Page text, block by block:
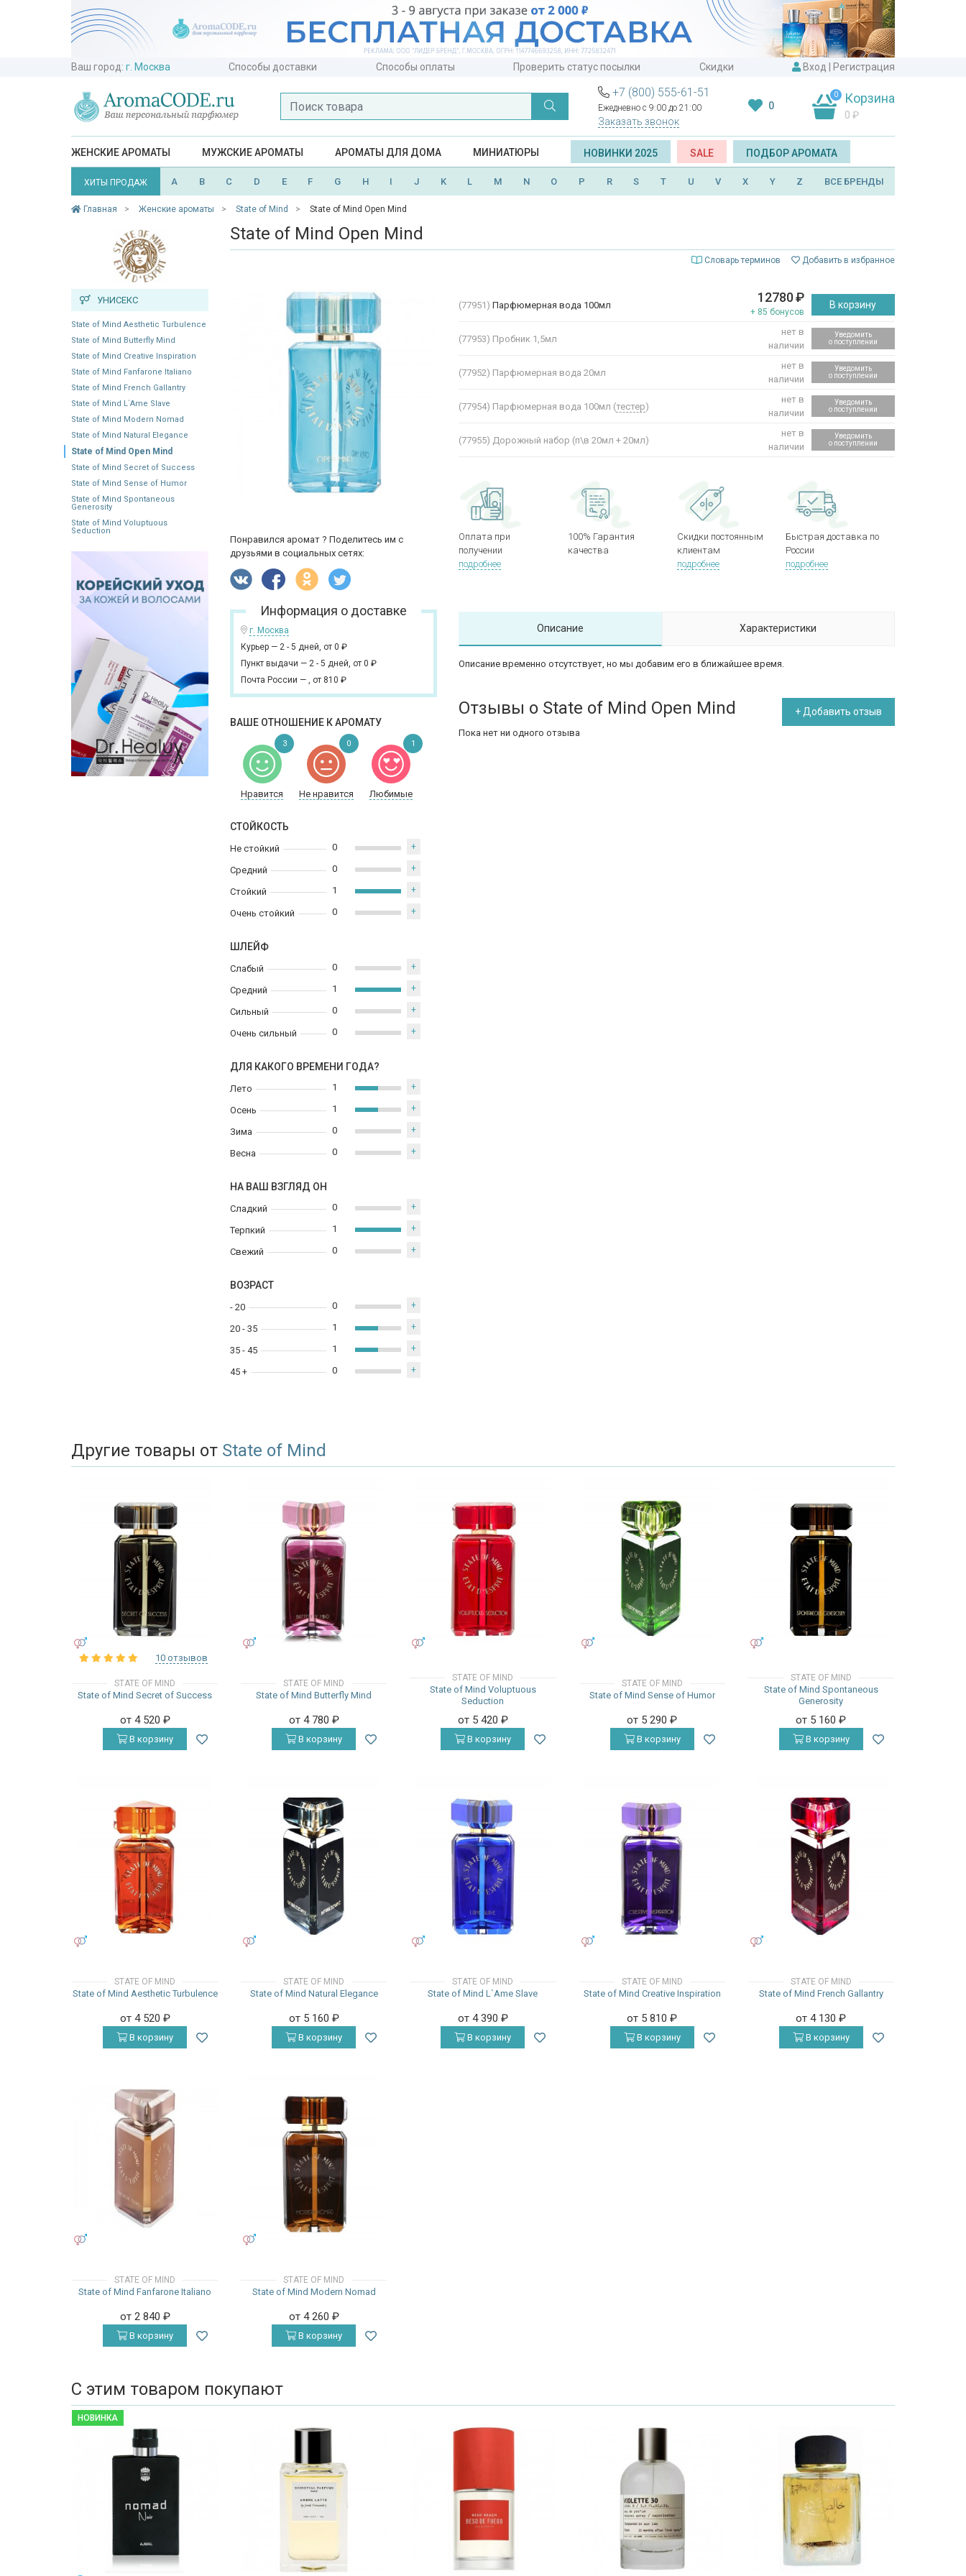
Ваш город: г. Москва Способы доставки Способы оплаты Проверить статус посылки Скидки Вход Регистрация
+7 (800) 555-61-51
Ежедневно с 9:00 до 21:00
Заказать звонок
0
0 Корзина
0 ₽
ЖЕНСКИЕ АРОМАТЫ МУЖСКИЕ АРОМАТЫ АРОМАТЫ ДЛЯ ДОМА МИНИАТЮРЫ НОВИНКИ 2025 SALE ПОДБОР АРОМАТА
ХИТЫ ПРОДАЖ A B C D E F G H I J K L M N O P R S T U V X Y Z ВСЕ БРЕНДЫ
Главная Женские ароматы State of Mind State of Mind Open Mind
УНИСЕКС
State of Mind Aesthetic Turbulence
State of Mind Butterfly Mind
State of Mind Creative Inspiration
State of Mind Fanfarone Italiano
State of Mind French Gallantry
State of Mind L`Ame Slave
State of Mind Modern Nomad
State of Mind Natural Elegance
State of Mind Open Mind
State of Mind Secret of Success
State of Mind Sense of Humor
State of Mind Spontaneous
Generosity
State of Mind Voluptuous
Seduction
State of Mind Open Mind
Словарь терминов Добавить в избранное
Понравился аромат ? Поделитесь им с
друзьями в социальных сетях:
Информация о доставке
г. Москва
Курьер — 2 - 5 дней, от 0 ₽
Пункт выдачи — 2 - 5 дней, от 0 ₽
Почта России — , от 810 ₽
ВАШЕ ОТНОШЕНИЕ К АРОМАТУ
Нравится Не нравится Любимые
3 0 1
СТОЙКОСТЬ
Не стойкий
Средний
Стойкий
Очень стойкий
0 +
0 +
1 +
0 +
ШЛЕЙФ
Слабый
Средний
Сильный
Очень сильный
0 +
1 +
0 +
0 +
ДЛЯ КАКОГО ВРЕМЕНИ ГОДА?
Лето
Осень
Зима
Весна
1 +
1 +
0 +
0 +
НА ВАШ ВЗГЛЯД ОН
Сладкий
Терпкий
Свежий
0 +
1 +
0 +
ВОЗРАСТ
- 20
20 - 35
35 - 45
45 +
0 +
1 +
1 +
0 +
(77951) Парфюмерная вода 100мл 12780₽
+ 85 бонусов
В корзину
(77953) Пробник 1,5мл
нет в
наличии
Уведомить
о поступлении
(77952) Парфюмерная вода 20мл
нет в
наличии
Уведомить
о поступлении
(77954) Парфюмерная вода 100мл (тестер)
нет в
наличии
Уведомить
о поступлении
(77955) Дорожный набор (п\в 20мл + 20мл)
нет в
наличии
Уведомить
о поступлении
Оплата при
получении
подробнее
100% Гарантия
качества
Скидки постоянным
клиентам
подробнее
Быстрая доставка по
России
подробнее
Описание Характеристики
Описание временно отсутствует, но мы добавим его в ближайшее время.
Отзывы о State of Mind Open Mind + Добавить отзыв
Пока нет ни одного отзыва
Другие товары от State of Mind
10 отзывов
STATE OF MIND
State of Mind Secret of Success
от 4 520 ₽
В корзину
УНИСЕКС
STATE OF MIND
State of Mind Butterfly Mind
от 4 780 ₽
В корзину
STATE OF MIND
State of Mind Voluptuous
Seduction
от 5 420 ₽
В корзину
STATE OF MIND
State of Mind Sense of Humor
от 5 290₽
В корзину
STATE OF MIND
State of Mind Spontaneous
Generosity
от 5 160₽
В корзину
STATE OF MIND
State of Mind Aesthetic Turbulence
от 4 520 ₽
В корзину
STATE OF MIND
State of Mind Natural Elegance
от 5 160 ₽
В корзину
STATE OF MIND
State of Mind L`Ame Slave
от 4 390 ₽
В корзину
STATE OF MIND
State of Mind Creative Inspiration
от 5 810₽
В корзину
STATE OF MIND
State of Mind French Gallantry
от 4 130₽
В корзину
STATE OF MIND
State of Mind Fanfarone Italiano
от 2 840 ₽
В корзину
STATE OF MIND
State of Mind Modern Nomad
от 4 260 ₽
В корзину
С этим товаром покупают
НОВИНКА